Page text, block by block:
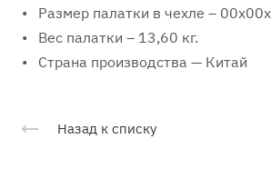
• Размер палатки в чехле –
• Вес палатки – 13,60 кг.
• Страна производства — Китай
Назад к списку